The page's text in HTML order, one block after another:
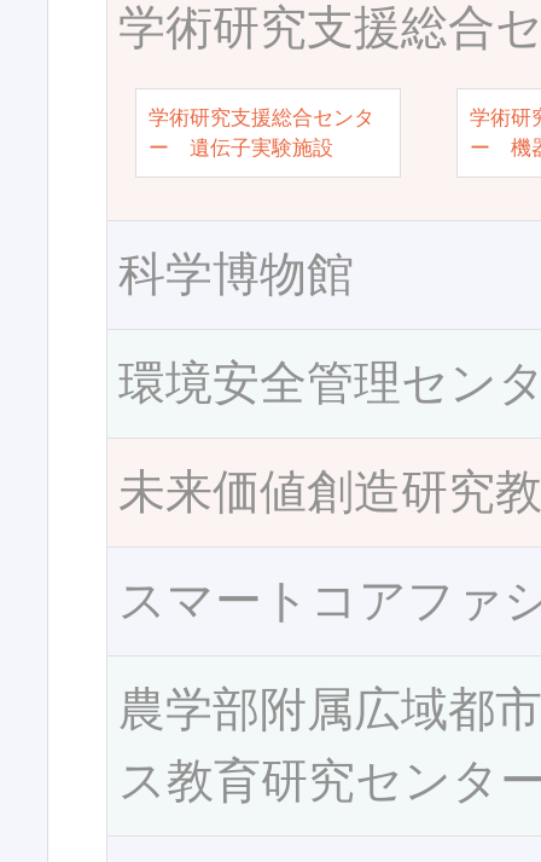
学術研究支援総合
学術研究支援総合センタ
ー 遺伝子実験施設
学術研
ー 機
科学博物館
環境安全管理セン
未来価値創造研究
スマートコアファ
農学部附属広域都
ス教育研究センタ